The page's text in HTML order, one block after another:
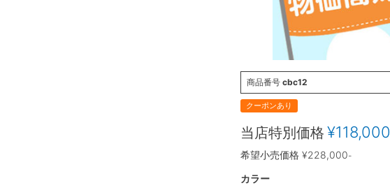
商品番号 cbc12
クーポンあり
希望小売価格 ¥228,000-
当店特別価格 ¥118,000
カラー